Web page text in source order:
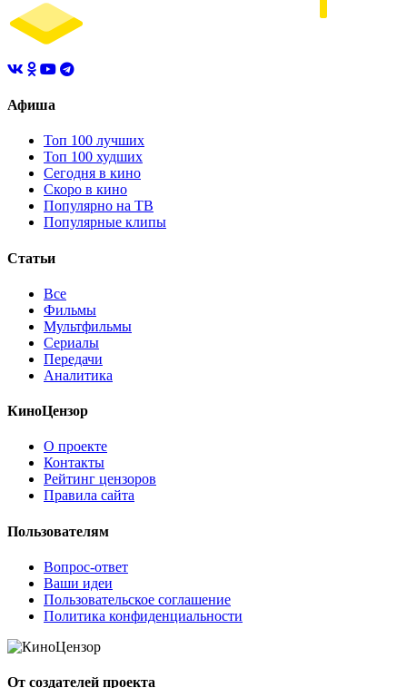
Афиша
Топ 100 лучших
Топ 100 худших
Сегодня в кино
Скоро в кино
Популярно на ТВ
Популярные клипы
Статьи
Все
Фильмы
Мультфильмы
Сериалы
Передачи
Аналитика
КиноЦензор
О проекте
Контакты
Рейтинг цензоров
Правила сайта
Пользователям
Вопрос-ответ
Ваши идеи
Пользовательское соглашение
Политика конфиденциальности
От создателей проекта